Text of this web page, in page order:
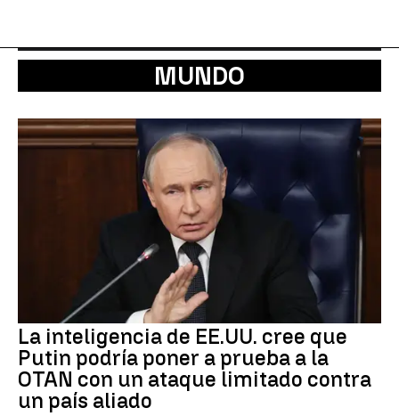
MUNDO
La inteligencia de EE.UU. cree que
Putin podría poner a prueba a la
OTAN con un ataque limitado contra
un país aliado